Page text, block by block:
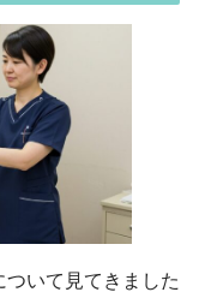
いて見てきました